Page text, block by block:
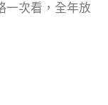
一次看，全年放